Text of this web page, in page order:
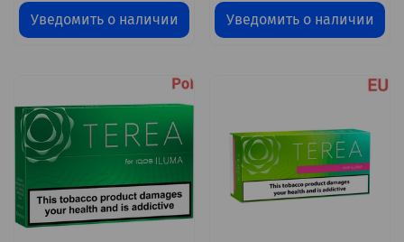
Уведомить о наличии Уведомить о наличии